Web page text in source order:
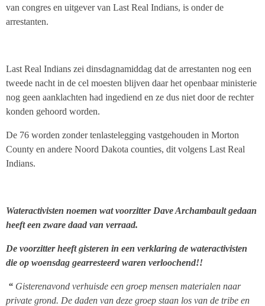
van congres en uitgever van Last Real Indians, is onder de
arrestanten.
Last Real Indians zei dinsdagnamiddag dat de arrestanten nog een
tweede nacht in de cel moesten blijven daar het openbaar ministerie
nog geen aanklachten had ingediend en ze dus niet door de rechter
konden gehoord worden.
De 76 worden zonder tenlastelegging vastgehouden in Morton
County en andere Noord Dakota counties, dit volgens Last Real
Indians.
Wateractivisten noemen wat voorzitter Dave Archambault gedaan
heeft een zware daad van verraad.
De voorzitter heeft gisteren in een verklaring de wateractivisten
die op woensdag gearresteerd waren verloochend!!
“ Gisterenavond verhuisde een groep mensen materialen naar
private grond. De daden van deze groep staan los van de tribe en